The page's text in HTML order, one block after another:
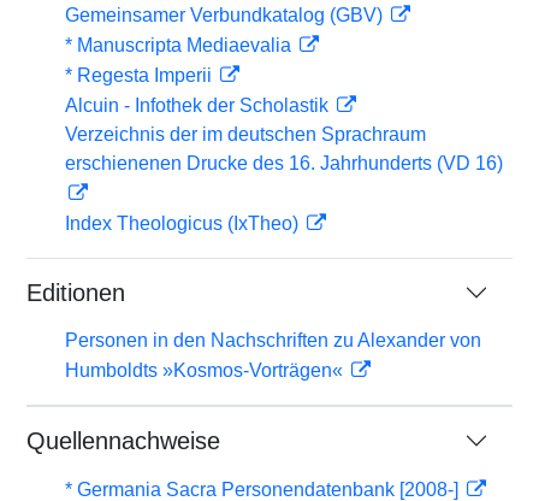
Gemeinsamer Verbundkatalog (GBV)
* Manuscripta Mediaevalia
* Regesta Imperii
Alcuin - Infothek der Scholastik
Verzeichnis der im deutschen Sprachraum
erschienenen Drucke des 16. Jahrhunderts (VD 16)
Index Theologicus (IxTheo)
Editionen
Personen in den Nachschriften zu Alexander von
Humboldts »Kosmos-Vorträgen«
Quellennachweise
* Germania Sacra Personendatenbank [2008-]